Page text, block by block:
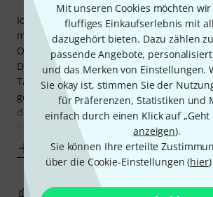
Mit unseren Cookies möchten
fluffiges Einkaufserlebnis mit
dazugehört bieten. Dazu zählen
passende Angebote,
und das Merken von Einstellungen.
Sie okay ist, stimmen Sie der
für Präferenzen, Statistiken und
einfach durch einen Klick auf „Geht
anzeigen).
Sie können Ihre erteilte
über die Cookie-Einstellungen (hier
Ich mußte wegen energetischer
mit Sack und Pack aus meiner Wohnung
Ohne Auto eher belastend und schwierig.
Dieser großräumige Trolly (wie auch
Taschen hier wie der geniale Cajun
gerade recht und ich habe damit u.a.
den Öffis transportiert:
Topteile (z.B. Vox
Mehr anzeigen